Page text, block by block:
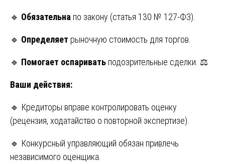
🔹 Обязательна по закону (статья 130 № 127-ФЗ).
🔹 Определяет рыночную стоимость для торгов.
🔹 Помогает оспаривать подозрительные сделки. ⚖️
Ваши действия:
🔹 Кредиторы вправе контролировать оценку
(рецензия, ходатайство о повторной экспертизе).
🔹 Конкурсный управляющий обязан привлечь
независимого оценщика.